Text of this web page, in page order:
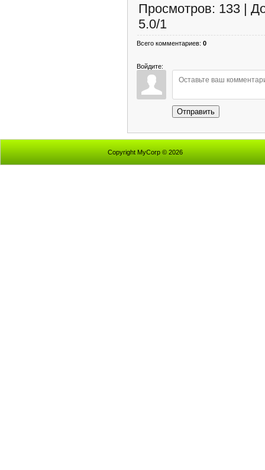
Просмотров: 133 |
5.0/1
Всего комментариев: 0
Войдите:
Отправить
Copyright MyCorp © 2026